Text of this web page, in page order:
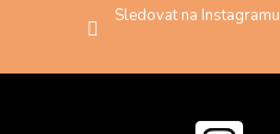
Sledovat na Instagramu